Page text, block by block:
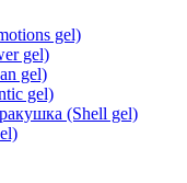
gel)
gel)
gel)
gel)
(Shell gel)